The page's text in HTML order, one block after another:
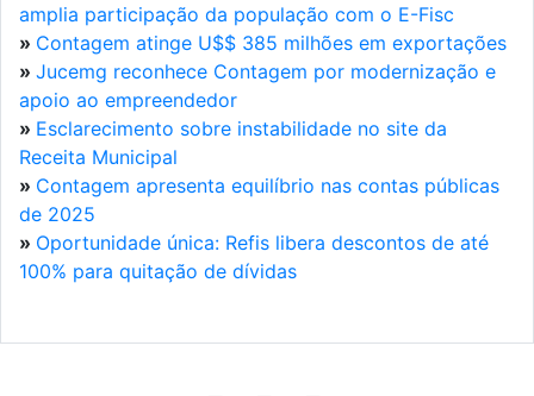
amplia participação da população com o E-Fisc
» Contagem atinge U$$ 385 milhões em exportações
» Jucemg reconhece Contagem por modernização e
apoio ao empreendedor
» Esclarecimento sobre instabilidade no site da
Receita Municipal
» Contagem apresenta equilíbrio nas contas públicas
de 2025
» Oportunidade única: Refis libera descontos de até
100% para quitação de dívidas